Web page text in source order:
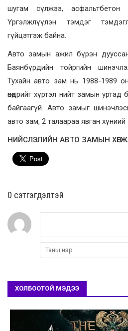
шугам сүлжээ, асфальтбетон
Үргэлжлүүлэн тэмдэг
гүйцэтгэж байна.
Авто замын ажил бүрэн
Баянбүрдийн тойргийн
Тухайн авто зам нь 1988-1989
өнөөдрийг хүртэл нийт замын
байгаагүй. Авто замыг
авто зам, 2 талаараа явган
НИЙСЛЭЛИЙН АВТО ЗАМЫН
0 cэтгэгдэлтэй
ХОЛБООТОЙ МЭДЭЭ